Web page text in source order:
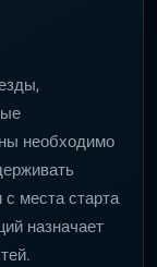
необходимо
места старта
назначает